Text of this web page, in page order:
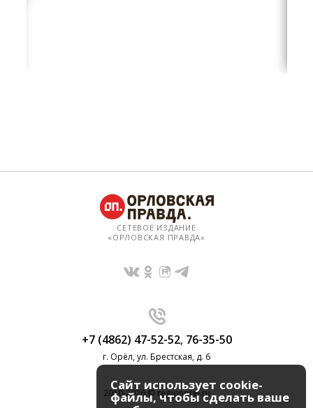
СЕТЕВОЕ ИЗДАНИЕ
«ОРЛОВСКАЯ ПРАВДА»
+7 (4862) 47-52-52, 76-35-50
г. Орёл, ул. Брестская, д. 6
2010-2026 © regionorel.ru
Сайт использует cookie-
файлы, чтобы сделать ваше